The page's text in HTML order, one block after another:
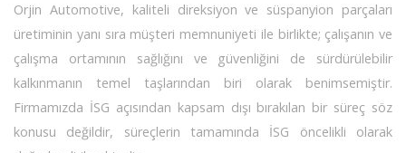
Orjin Automotive, kaliteli direksiyon ve süspanyion parçaları
üretiminin yanı sıra müşteri memnuniyeti ile birlikte; çalışanın ve
çalışma ortamının sağlığını ve güvenliğini de sürdürülebilir
kalkınmanın temel taşlarından biri olarak benimsemiştir.
Firmamızda İSG açısından kapsam dışı bırakılan bir süreç söz
konusu değildir, süreçlerin tamamında İSG öncelikli olarak